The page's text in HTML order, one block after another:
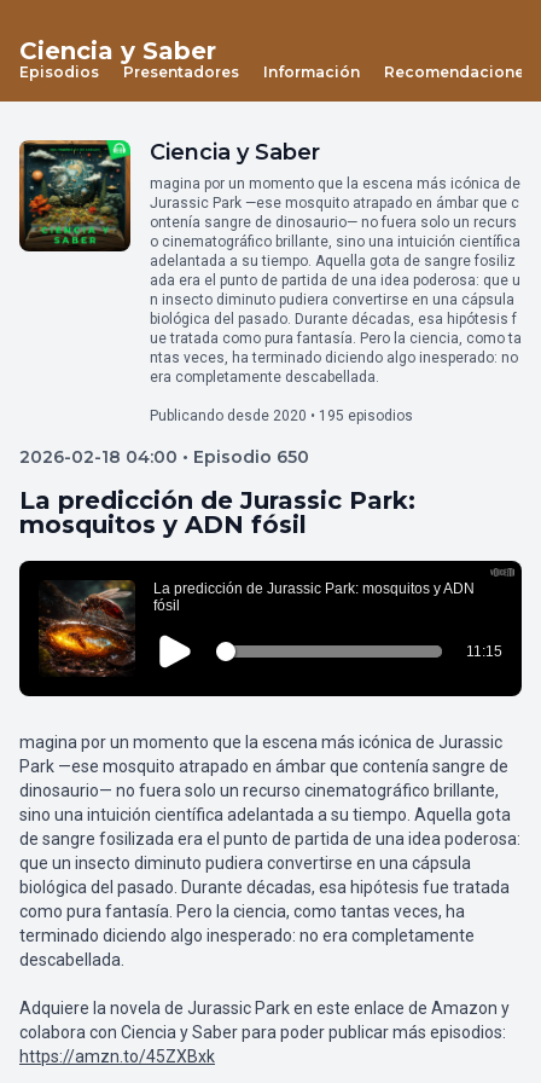
Ciencia y Saber
Episodios Presentadores Información Recomendaciones
Ciencia y Saber
magina por un momento que la escena más icónica de
Jurassic Park —ese mosquito atrapado en ámbar que c
ontenía sangre de dinosaurio— no fuera solo un recurs
o cinematográfico brillante, sino una intuición científica
adelantada a su tiempo. Aquella gota de sangre fosiliz
ada era el punto de partida de una idea poderosa: que u
n insecto diminuto pudiera convertirse en una cápsula
biológica del pasado. Durante décadas, esa hipótesis f
ue tratada como pura fantasía. Pero la ciencia, como ta
ntas veces, ha terminado diciendo algo inesperado: no
era completamente descabellada.
Publicando desde 2020 • 195 episodios
2026-02-18 04:00 • Episodio 650
La predicción de Jurassic Park:
mosquitos y ADN fósil
magina por un momento que la escena más icónica de Jurassic
Park —ese mosquito atrapado en ámbar que contenía sangre de
dinosaurio— no fuera solo un recurso cinematográfico brillante,
sino una intuición científica adelantada a su tiempo. Aquella gota
de sangre fosilizada era el punto de partida de una idea poderosa:
que un insecto diminuto pudiera convertirse en una cápsula
biológica del pasado. Durante décadas, esa hipótesis fue tratada
como pura fantasía. Pero la ciencia, como tantas veces, ha
terminado diciendo algo inesperado: no era completamente
descabellada.
Adquiere la novela de Jurassic Park en este enlace de Amazon y
colabora con Ciencia y Saber para poder publicar más episodios:
https://amzn.to/45ZXBxk